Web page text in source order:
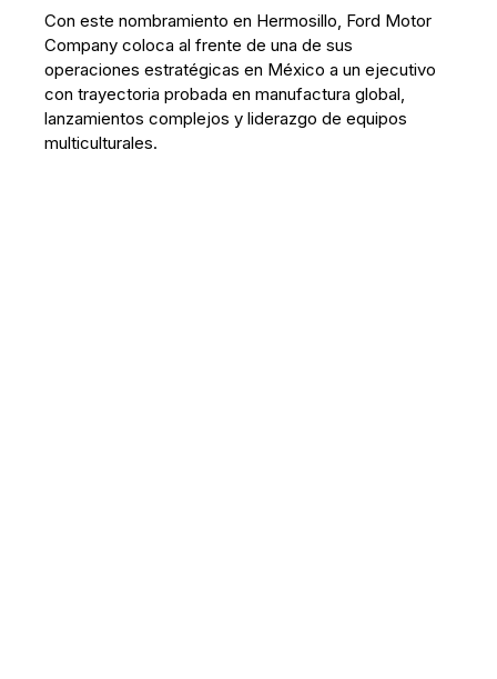
Con este nombramiento en Hermosillo, Ford Motor
Company coloca al frente de una de sus
operaciones estratégicas en México a un ejecutivo
con trayectoria probada en manufactura global,
lanzamientos complejos y liderazgo de equipos
multiculturales.